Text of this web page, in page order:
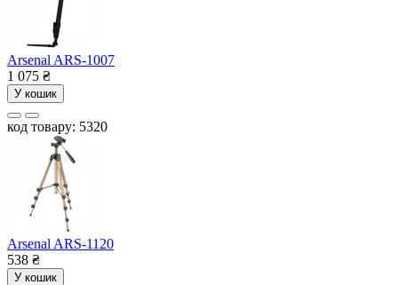
Arsenal ARS-1007
1 075 ₴
У кошик
код товару: 5320
Arsenal ARS-1120
538 ₴
У кошик